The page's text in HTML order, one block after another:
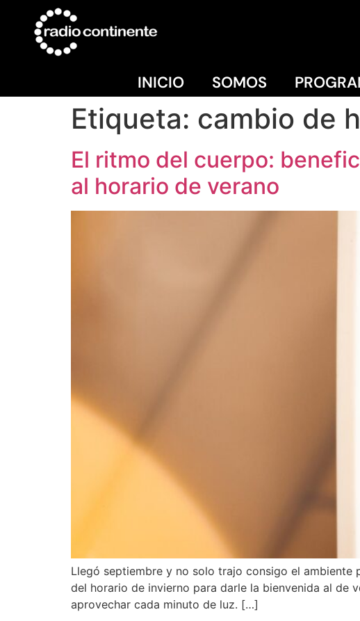
INICIO SOMOS
Etiqueta: cambio de
El ritmo del cuerpo:
al horario de verano
Llegó septiembre y no solo trajo consigo el ambiente
del horario de invierno para darle la bienvenida al de
aprovechar cada minuto de luz. […]